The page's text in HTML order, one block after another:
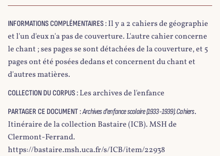
INFORMATIONS COMPLÉMENTAIRES : Il y a 2 cahiers de géographie
et l'un d'eux n'a pas de couverture. L'autre cahier concerne
le chant ; ses pages se sont détachées de la couverture, et 5
pages ont été posées dedans et concernent du chant et
d'autres matières.
COLLECTION DU CORPUS : Les archives de l'enfance
PARTAGER CE DOCUMENT :Archives d'enfance scolaire (1933-1939). Cahiers.
Itinéraire de la collection Bastaire (ICB). MSH de
Clermont-Ferrand.
https://bastaire.msh.uca.fr/s/ICB/item/22938